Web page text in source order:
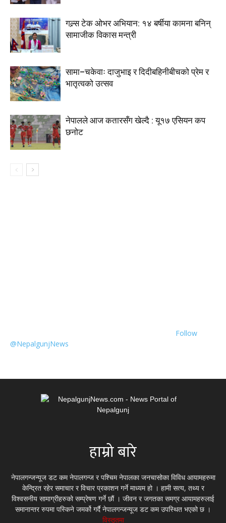
गल्र्स टेक ओभर अभियान: १४ बर्षीया कामना बनिन्
सामाजीक विकास मन्त्री
सामा–चकेवाः दाजुभाइ र दिदीबहिनीबीचको प्रेम र
भातृत्वको उत्सव
नेपालले आज कतारसँग खेल्दै : यू१७ एसियन कप
छनोट
Follow
@NepalgunjNews
हाम्रो बारे
नेपालगन्जन्यूज डट कम नेपालगन्ज र पश्चिम नेपालका जनचासोका विविध आयामहरुमा
केन्द्रित रहेर समाचार र विचार प्रकाशन गर्ने माध्यम हो । हामी सत्य, तथ्य र
विश्वसनीय सामाग्रीहरुको सम्प्रेषण गर्ने छौं । जीवन र जगतका समग्र आयामहरुलाई
समानान्तर रुपमा पस्किने जमर्को गर्दै नेपालगन्जन्यूज डट कम उपस्थित भएको छ ।
विस्तृतमा